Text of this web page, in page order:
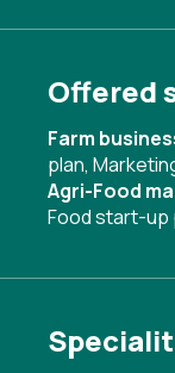
Offered
Farm
plan,
Agri-Food
Food start-up